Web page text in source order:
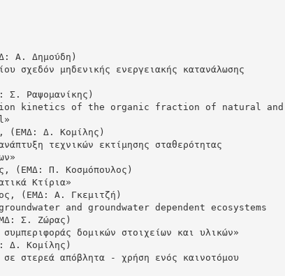
Α. Δημούδη)
σχεδόν μηδενικής ενεργειακής κατανάλωσης
Σ. Ραψομανίκης)
kinetics of the organic fraction of natural and
(ΕΜΔ: Δ. Κομίλης)
τεχνικών εκτίμησης σταθερότητας
(ΕΜΔ: Π. Κοσμόπουλος)
Κτίρια»
(ΕΜΔ: Α. Γκεμιτζή)
and groundwater dependent ecosystems
Σ. Ζώρας)
συμπεριφοράς δομικών στοιχείων και υλικών»
Δ. Κομίλης)
σε στερεά απόβλητα - χρήση ενός καινοτόμου